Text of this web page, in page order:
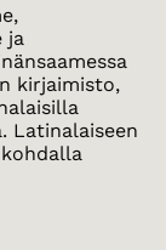
ja
kirjaimisto,
Latinalaiseen